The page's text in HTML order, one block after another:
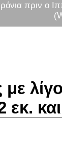
πριν ο
με
εκ.